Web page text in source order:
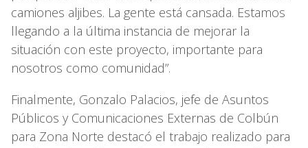
camiones aljibes. La gente está cansada. Estamos
llegando a la última instancia de mejorar la
situación con este proyecto, importante para
nosotros como comunidad”.
Finalmente, Gonzalo Palacios, jefe de Asuntos
Públicos y Comunicaciones Externas de Colbún
para Zona Norte destacó el trabajo realizado para